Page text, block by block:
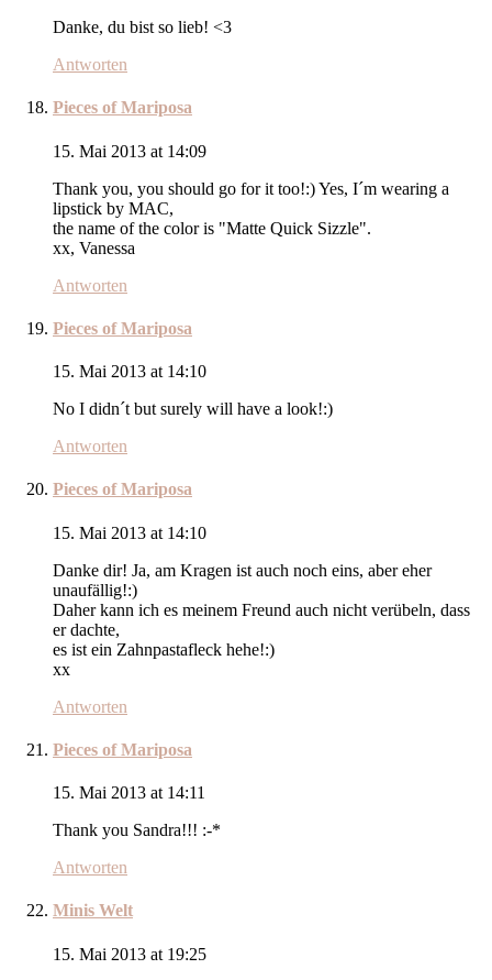
Danke, du bist so lieb! <3
Antworten
Pieces of Mariposa
15. Mai 2013 at 14:09
Thank you, you should go for it too!:) Yes, I´m wearing a
lipstick by MAC,
the name of the color is "Matte Quick Sizzle".
xx, Vanessa
Antworten
Pieces of Mariposa
15. Mai 2013 at 14:10
No I didn´t but surely will have a look!:)
Antworten
Pieces of Mariposa
15. Mai 2013 at 14:10
Danke dir! Ja, am Kragen ist auch noch eins, aber eher
unaufällig!:)
Daher kann ich es meinem Freund auch nicht verübeln, dass
er dachte,
es ist ein Zahnpastafleck hehe!:)
xx
Antworten
Pieces of Mariposa
15. Mai 2013 at 14:11
Thank you Sandra!!! :-*
Antworten
Minis Welt
15. Mai 2013 at 19:25